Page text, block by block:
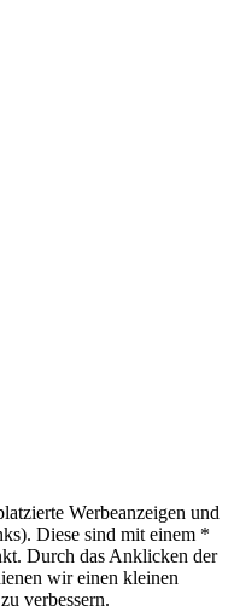
Werbeanzeigen und
Diese sind mit einem *
Durch das Anklicken der
wir einen kleinen
verbessern.